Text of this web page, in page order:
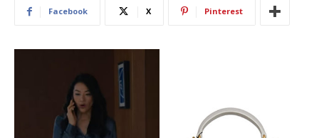
Facebook X Pinterest